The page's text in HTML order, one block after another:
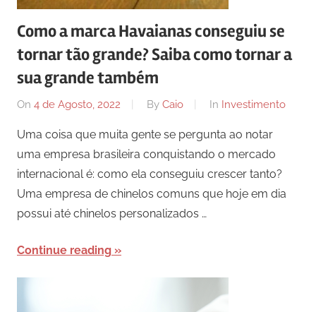
Como a marca Havaianas conseguiu se
tornar tão grande? Saiba como tornar a
sua grande também
On 4 de Agosto, 2022 By Caio In Investimento
Uma coisa que muita gente se pergunta ao notar
uma empresa brasileira conquistando o mercado
internacional é: como ela conseguiu crescer tanto?
Uma empresa de chinelos comuns que hoje em dia
possui até chinelos personalizados …
Continue reading